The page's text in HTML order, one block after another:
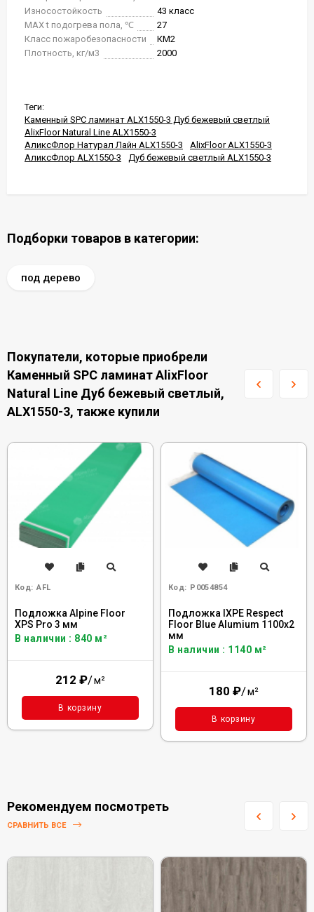
Износостойкость
43 класс
MAX t подогрева пола, ℃
27
Класс пожаробезопасности
КМ2
Плотность, кг/м3
2000
Теги:
Каменный SPC ламинат ALX1550-3 Дуб бежевый светлый
AlixFloor Natural Line ALX1550-3
АликсФлор Натурал Лайн ALX1550-3
AlixFloor ALX1550-3
АликсФлор ALX1550-3
Дуб бежевый светлый ALX1550-3
Подборки товаров в категории:
под дерево
Покупатели, которые приобрели
Каменный SPC ламинат AlixFloor
Natural Line Дуб бежевый светлый,
ALX1550-3, также купили
Код: AFL
Подложка Alpine Floor
XPS Pro 3 мм
В наличии : 840 м²
212 ₽/м²
В корзину
Код: Р0054854
Подложка IXPE Respect
Floor Blue Alumium 1100х2
мм
В наличии : 1140 м²
180 ₽/м²
В корзину
Рекомендуем посмотреть
СРАВНИТЬ ВСЕ